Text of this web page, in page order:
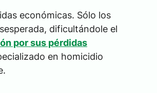
económicas. Sólo los
dificultándole el
por sus pérdidas
en homicidio